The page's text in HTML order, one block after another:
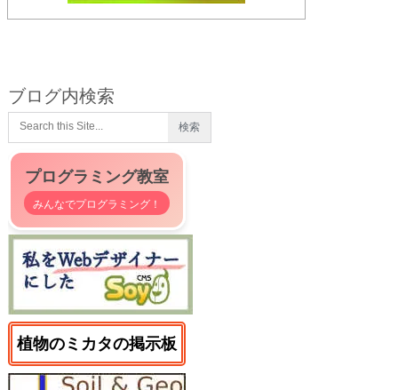
ブログ内検索
プログラミング教室
みんなでプログラミング！
植物のミカタの掲示板